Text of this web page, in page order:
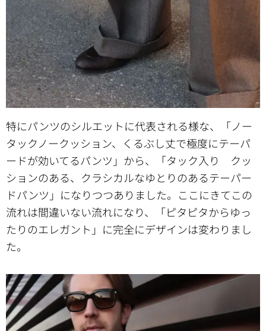
特にパンツのシルエットに代表される様な、「ノー
タックノークッション、くるぶし丈で極度にテーパ
ードが効いてるパンツ」から、「タック入り クッ
ションのある、クラシカルなゆとりのあるテーパー
ドパンツ」になりつつありました。ここにきてこの
流れは間違いない流れになり、「ピタピタからゆっ
たりのエレガント」に完全にデザインは変わりまし
た。